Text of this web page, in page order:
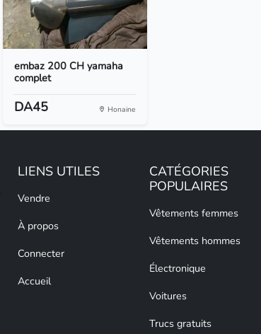
embaz 200 CH yamaha
complet
DA45 Honaine
LIENS UTILES
Vendre
À propos
Connecter
Accueil
CATÉGORIES
POPULAIRES
Vêtements femmes
Vêtements hommes
Électronique
Voitures
Trucs gratuits